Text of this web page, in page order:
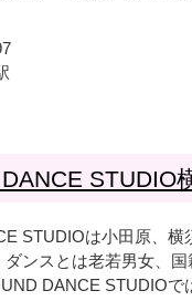
STUDIO
STUDIOは小田原、
ダンスとは老若男女、
DANCE STUDIOで